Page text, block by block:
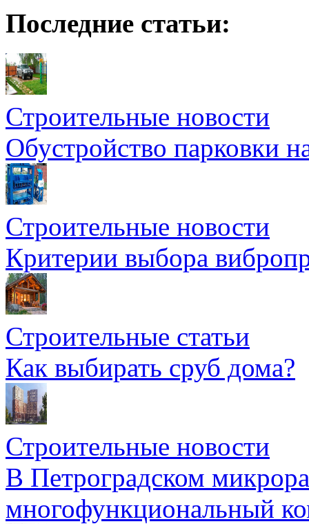
Последние статьи:
Строительные новости
Обустройство парковки
Строительные новости
Критерии выбора
Строительные статьи
Как выбирать сруб дома?
Строительные новости
В Петроградском
многофункциональный